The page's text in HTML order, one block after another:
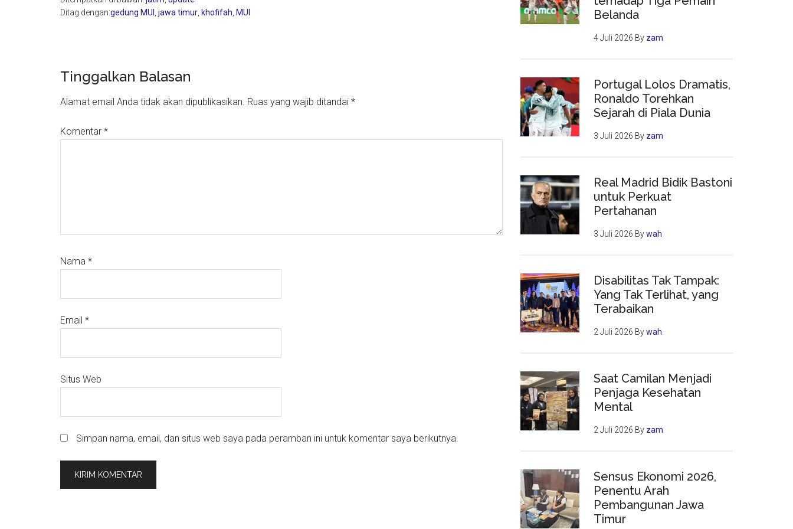
Ditag dengan:gedung MUI jawa timur khofifah MUI
Reader
Interactions
Tinggalkan Balasan
Alamat email Anda tidak akan dipublikasikan. Ruas yang wajib ditandai *
Komentar *
Nama *
Email *
Situs Web
Simpan nama, email, dan situs web saya pada peramban ini untuk komentar saya berikutnya.
Belanda
4 Juli 2026 By zam
Portugal Lolos Dramatis,
Ronaldo Torehkan
Sejarah di Piala Dunia
3 Juli 2026 By zam
Real Madrid Bidik Bastoni
untuk Perkuat
Pertahanan
3 Juli 2026 Bywah
Disabilitas Tak Tampak:
Yang Tak Terlihat, yang
Terabaikan
2 Juli 2026 Bywah
Saat Camilan Menjadi
Penjaga Kesehatan
Mental
2 Juli 2026 By zam
Sensus Ekonomi 2026,
Penentu Arah
Pembangunan Jawa
Timur